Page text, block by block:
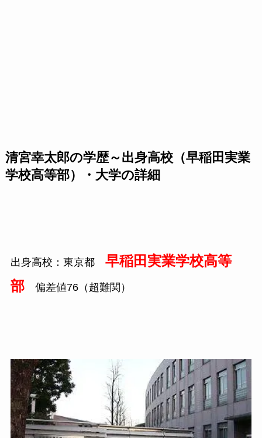
清宮幸太郎の学歴～出身高校（早稲田実業
学校高等部）・大学の詳細
出身高校：東京都 早稲田実業学校高等
部偏差値76（超難関）